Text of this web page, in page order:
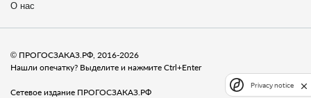
О нас
© ПРОГОСЗАКАЗ.РФ, 2016-2026
Нашли опечатку? Выделите и нажмите Ctrl+Enter
Сетевое издание ПРОГОСЗАКАЗ.РФ
Privacy notice